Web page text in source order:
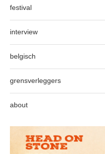
festival
interview
belgisch
grensverleggers
about